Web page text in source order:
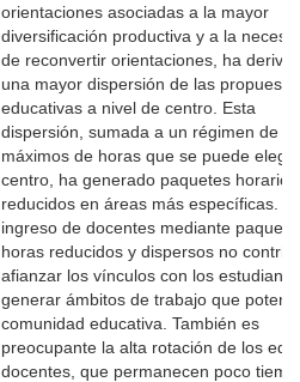
orientaciones asociadas a la mayor
diversificación productiva y a la
de reconvertir orientaciones, ha
una mayor dispersión de las
educativas a nivel de centro. Esta
dispersión, sumada a un régimen de
máximos de horas que se puede
centro, ha generado paquetes
reducidos en áreas más específicas. El
ingreso de docentes mediante
horas reducidos y dispersos no
afianzar los vínculos con los
generar ámbitos de trabajo que
comunidad educativa. También es
preocupante la alta rotación de los
docentes, que permanecen poco